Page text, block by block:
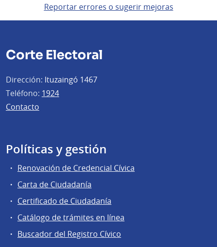
Reportar errores o sugerir mejoras
Corte Electoral
Dirección: Ituzaingó 1467
Teléfono: 1924
Contacto
Políticas y gestión
Renovación de Credencial Cívica
Carta de Ciudadanía
Certificado de Ciudadanía
Catálogo de trámites en línea
Buscador del Registro Cívico